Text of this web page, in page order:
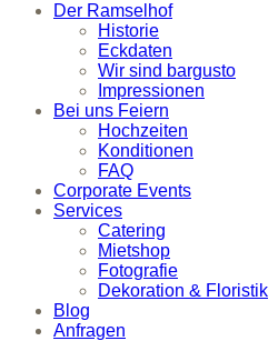
Der Ramselhof
Historie
Eckdaten
Wir sind bargusto
Impressionen
Bei uns Feiern
Hochzeiten
Konditionen
FAQ
Corporate Events
Services
Catering
Mietshop
Fotografie
Dekoration & Floristik
Blog
Anfragen